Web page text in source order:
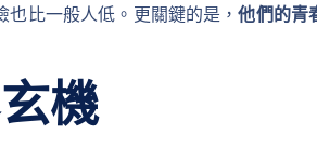
也比一般人低。更關鍵的是，他們的青
機